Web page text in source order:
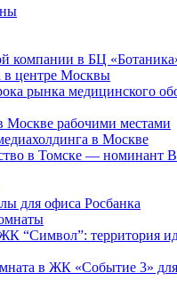
компании в БЦ
в центре Москвы
рынка медицинского
Москве рабочими местами
в Москве
в Томске — номинант
для офиса Росбанка
“Символ”: территория
в ЖК «Событие 3»